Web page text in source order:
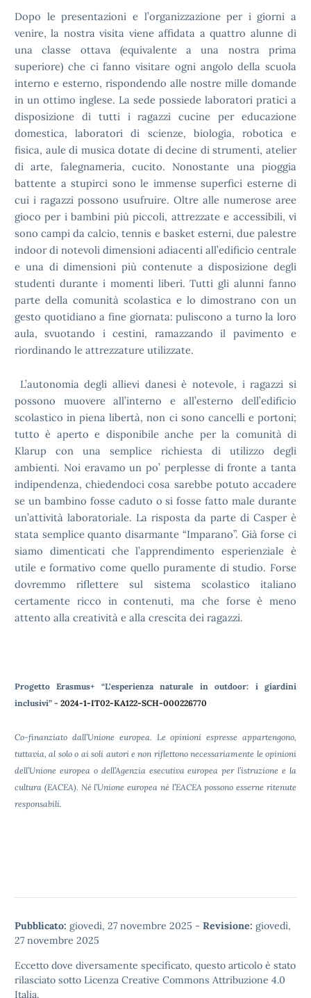
Dopo le presentazioni e l’organizzazione per i giorni a
venire, la nostra visita viene affidata a quattro alunne di
una classe ottava (equivalente a una nostra prima
superiore) che ci fanno visitare ogni angolo della scuola
interno e esterno, rispondendo alle nostre mille domande
in un ottimo inglese. La sede possiede laboratori pratici a
disposizione di tutti i ragazzi cucine per educazione
domestica, laboratori di scienze, biologia, robotica e
fisica, aule di musica dotate di decine di strumenti, atelier
di arte, falegnameria, cucito. Nonostante una pioggia
battente a stupirci sono le immense superfici esterne di
cui i ragazzi possono usufruire. Oltre alle numerose aree
gioco per i bambini più piccoli, attrezzate e accessibili, vi
sono campi da calcio, tennis e basket esterni, due palestre
indoor di notevoli dimensioni adiacenti all’edificio centrale
e una di dimensioni più contenute a disposizione degli
studenti durante i momenti liberi. Tutti gli alunni fanno
parte della comunità scolastica e lo dimostrano con un
gesto quotidiano a fine giornata: puliscono a turno la loro
aula, svuotando i cestini, ramazzando il pavimento e
riordinando le attrezzature utilizzate.
L’autonomia degli allievi danesi è notevole, i ragazzi si
possono muovere all’interno e all’esterno dell’edificio
scolastico in piena libertà, non ci sono cancelli e portoni;
tutto è aperto e disponibile anche per la comunità di
Klarup con una semplice richiesta di utilizzo degli
ambienti. Noi eravamo un po’ perplesse di fronte a tanta
indipendenza, chiedendoci cosa sarebbe potuto accadere
se un bambino fosse caduto o si fosse fatto male durante
un’attività laboratoriale. La risposta da parte di Casper è
stata semplice quanto disarmante “Imparano”. Già forse ci
siamo dimenticati che l’apprendimento esperienziale è
utile e formativo come quello puramente di studio. Forse
dovremmo riflettere sul sistema scolastico italiano
certamente ricco in contenuti, ma che forse è meno
attento alla creatività e alla crescita dei ragazzi.
Progetto Erasmus+ “L’esperienza naturale in outdoor: i giardini
inclusivi” - 2024-1-IT02-KA122-SCH-000226770
Co-finanziato dall’Unione europea. Le opinioni espresse appartengono,
tuttavia, al solo o ai soli autori e non riflettono necessariamente le opinioni
dell’Unione europea o dell’Agenzia esecutiva europea per l’istruzione e la
cultura (EACEA). Né l’Unione europea né l’EACEA possono esserne ritenute
responsabili.
Pubblicato: giovedì, 27 novembre 2025 - Revisione: giovedì,
27 novembre 2025
Eccetto dove diversamente specificato, questo articolo è stato
rilasciato sotto Licenza Creative Commons Attribuzione 4.0
Italia.